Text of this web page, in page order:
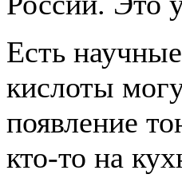
Есть
кислоты
появление
кто-то на